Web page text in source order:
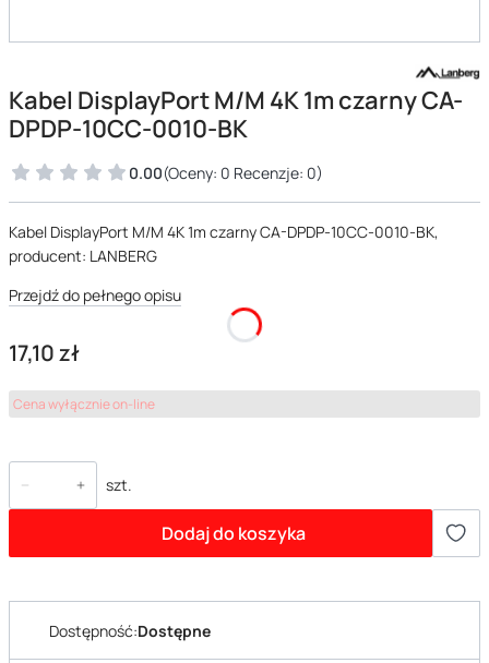
Kabel DisplayPort M/M 4K 1m czarny CA-
DPDP-10CC-0010-BK
0.00(Oceny: 0 Recenzje: 0)
Kabel DisplayPort M/M 4K 1m czarny CA-DPDP-10CC-0010-BK,
producent: LANBERG
Przejdź do pełnego opisu
Cena
17,10 zł
Cena wyłącznie on-line
szt.
Dodaj do koszyka
Dostępność:Dostępne